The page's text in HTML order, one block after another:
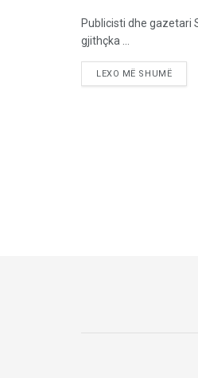
Publicisti dhe gazetari
gjithçka ...
LEXO MË SHUMË